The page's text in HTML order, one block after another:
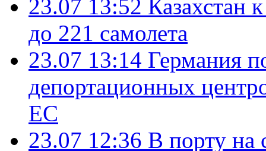
23.07 13:52 Казахстан
до 221 самолета
23.07 13:14 Германия
депортационных
ЕС
23.07 12:36 В порту на